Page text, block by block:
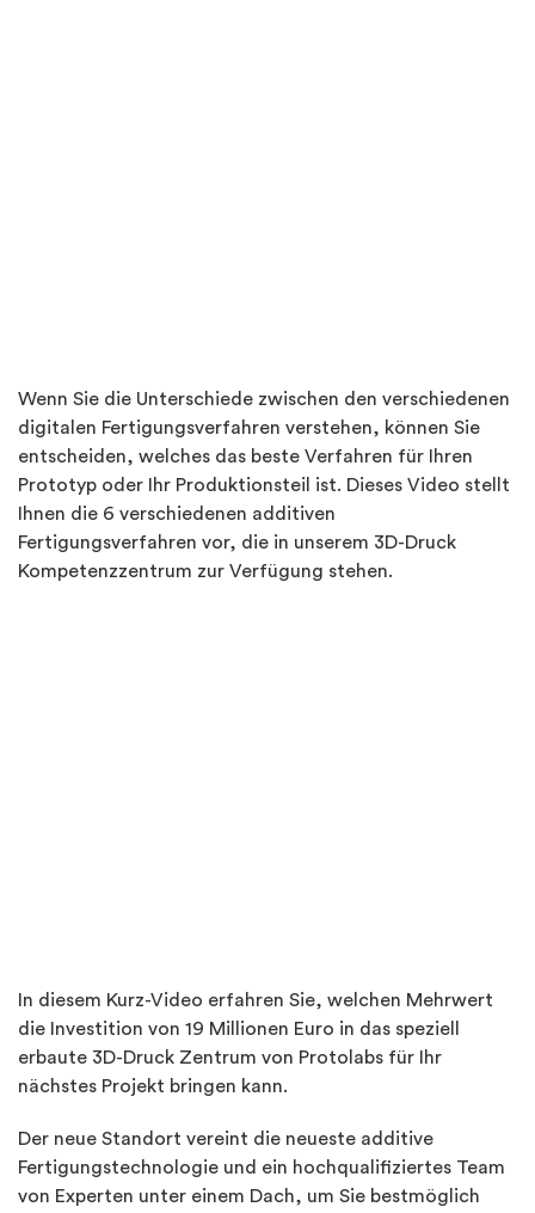
Wenn Sie die Unterschiede zwischen den verschiedenen
digitalen Fertigungsverfahren verstehen, können Sie
entscheiden, welches das beste Verfahren für Ihren
Prototyp oder Ihr Produktionsteil ist. Dieses Video stellt
Ihnen die 6 verschiedenen additiven
Fertigungsverfahren vor, die in unserem 3D-Druck
Kompetenzzentrum zur Verfügung stehen.
In diesem Kurz-Video erfahren Sie, welchen Mehrwert
die Investition von 19 Millionen Euro in das speziell
erbaute 3D-Druck Zentrum von Protolabs für Ihr
nächstes Projekt bringen kann.
Der neue Standort vereint die neueste additive
Fertigungstechnologie und ein hochqualifiziertes Team
von Experten unter einem Dach, um Sie bestmöglich